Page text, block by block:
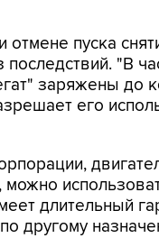
отмене пуска
"В
заряжены до
его
длительный
другому